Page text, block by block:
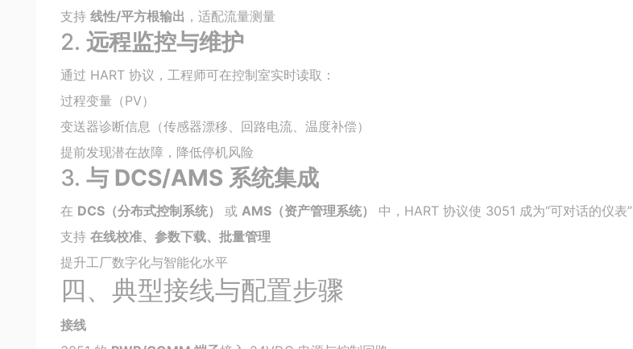
支持线性/平方根输出 ，适配流量测量
2.远程监控与维护
通过 HART 协议，工程师可在控制室实时读取：
过程变量（PV）
变送器诊断信息（传感器漂移、回路电流、温度补偿）
提前发现潜在故障，降低停机风险
3.与 DCS/AMS 系统集成
在 DCS（分布式控制系统） 或AMS（资产管理系统）
中，HART 协议使 3051 成为“可对话的仪表”
支持在线校准、参数下载、批量管理
提升工厂数字化与智能化水平
四、典型接线与配置步骤
接线